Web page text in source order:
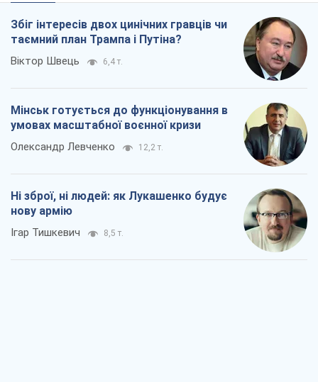
Збіг інтересів двох цинічних гравців чи
таємний план Трампа і Путіна?
Віктор Швець 6,4 т.
Мінськ готується до функціонування в
умовах масштабної воєнної кризи
Олександр Левченко 12,2 т.
Ні зброї, ні людей: як Лукашенко будує
нову армію
Ігар Тишкевич 8,5 т.